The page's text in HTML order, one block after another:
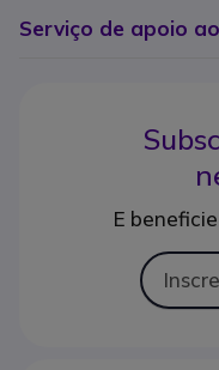
Serviço de apoio
E